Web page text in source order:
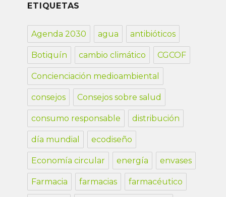
ETIQUETAS
Agenda 2030 agua antibióticos
Botiquín cambio climático CGCOF
Concienciación medioambiental
consejos Consejos sobre salud
consumo responsable distribución
día mundial ecodiseño
Economía circular energía envases
Farmacia farmacias farmacéutico